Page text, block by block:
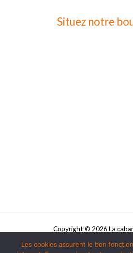
Situez notre
Copyright © 2026 La
Powered by La cabane
Les cookies assurent le bon